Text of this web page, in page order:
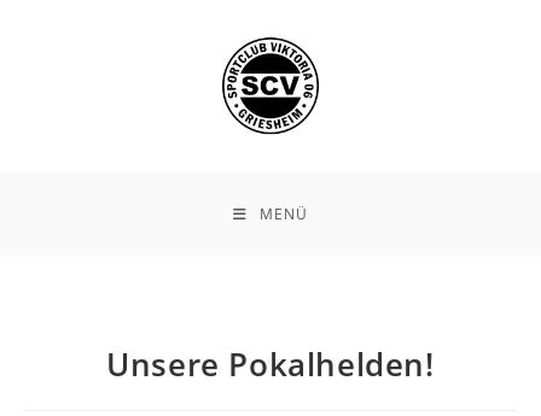
MENÜ
Unsere Pokalhelden!